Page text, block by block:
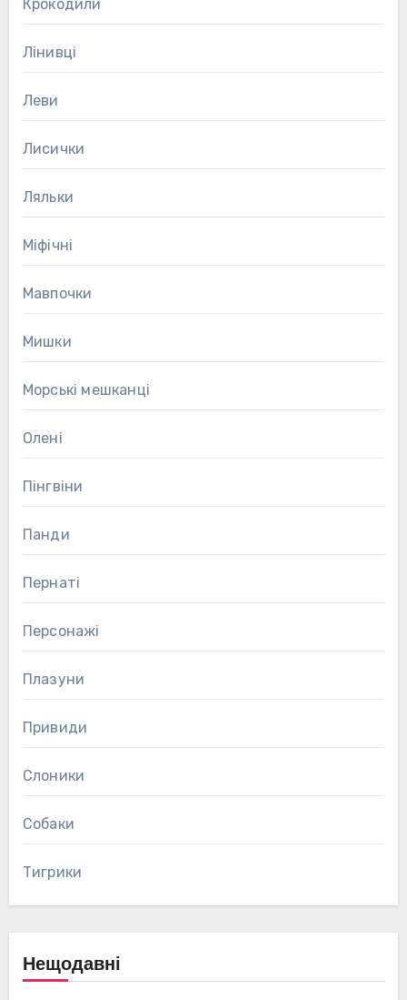
Крокодили
Лінивці
Леви
Лисички
Ляльки
Міфічні
Мавпочки
Мишки
Морські мешканці
Олені
Пінгвіни
Панди
Пернаті
Персонажі
Плазуни
Привиди
Слоники
Собаки
Тигрики
Нещодавні